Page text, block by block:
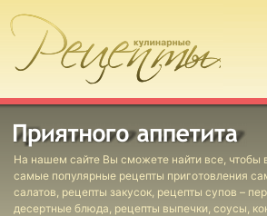
На нашем сайте Вы сможете найти все, чтобы
самые популярные рецепты приготовления
салатов, рецепты закусок, рецепты супов –
десертные блюда, рецепты выпечки, соусы,